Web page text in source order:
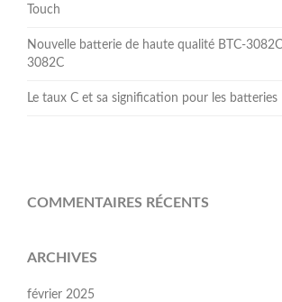
Touch
Nouvelle batterie de haute qualité BTC-
3082C
Le taux C et sa signification pour les batteries
COMMENTAIRES RÉCENTS
ARCHIVES
février 2025